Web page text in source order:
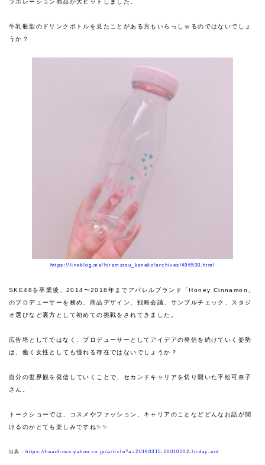
ラボレーション商品が大ヒットしました。
牛乳瓶型のドリンクボトルを見たことがある方もいらっしゃるのではないでしょ
うか？
https://lineblog.me/hiramatsu_kanako/archives/496500.html
SKE48を卒業後、2014〜2018年までアパレルブランド「Honey Cinnamon」
のプロデューサーを務め、商品デザイン、戦略会議、サンプルチェック、スタジ
オ選びなど裏方として初めての挑戦をされてきました。
広告塔としてではなく、プロデューサーとしてアイデアの発信を続けていく姿勢
は、働く女性としても憧れる存在ではないでしょうか？
自分の世界観を発信していくことで、セカンドキャリアを切り開いた平松可奈子
さん。
トークショーでは、コスメやファッション、キャリアのことなどどんなお話が聞
けるのかとても楽しみですね✨✨
出典： https://headlines.yahoo.co.jp/article?a=20190315-00010002-friday-ent